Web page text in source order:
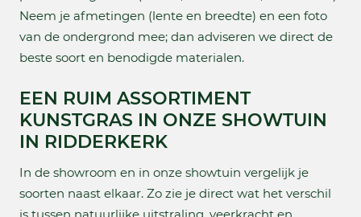
Neem je afmetingen (lente en breedte) en een foto
van de ondergrond mee; dan adviseren we direct de
beste soort en benodigde materialen.
EEN RUIM ASSORTIMENT
KUNSTGRAS IN ONZE SHOWTUIN
IN RIDDERKERK
In de showroom en in onze showtuin vergelijk je
soorten naast elkaar. Zo zie je direct wat het verschil